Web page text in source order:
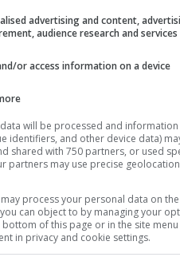
температурна
та сухіші, ніж у
дає мало
місяць із позитивною
година цього місяця
деякі дні будуть значно
що можуть бути й
за норму, тож позитивна
заморозків.
технічно
ніж кліматичне
піддається значним
явищами, а
advertising and content,
audience research and
or access information on a device
will be processed and
identifiers, and other device data)
shared with 750 partners, or used
partners may use precise
process your personal data on
can object to by managing your
of this page or in the site
in privacy and cookie settings.